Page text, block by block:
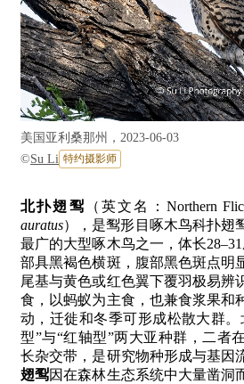
美国亚利桑那州，2023-06-03
©Su Li 特约摄影师
北扑翅䴕 （英文名：Northern
auratus），是䴕形目啄木鸟科扑翅
最广的大型啄木鸟之一，体长
部具黑褐色横斑，腹部黑色斑点明
尾基与黄色或红色翼下覆羽极易辨
食，以蚂蚁为主食，也兼食浆果和
动，迁徙和冬季可形成松散大群
型”与“红轴型”两大亚种群，二者
长杂交带，是研究物种形成与基因
翅䴕因在森林生态系统中大量凿洞